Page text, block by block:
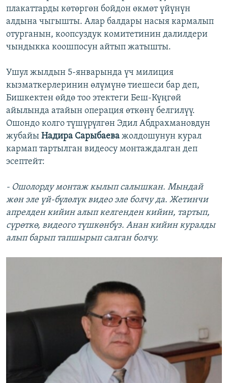
плакаттарды көтөргөн бойдон өкмөт үйүнүн
алдына чыгышты. Алар балдары насыя кармалып
отурганын, коопсуздук комитетинин далилдери
чындыкка коошпосун айтып жатышты.
Ушул жылдын 5-январында үч милиция
кызматкерлеринин өлүмүнө тиешеси бар деп,
Бишкектен өйдө тоо этектеги Беш-Күңгөй
айылында атайын операция өткөнү белгилүү.
Ошондо колго түшүрүлгөн Эдил Абдрахмановдун
жубайы Надира Сарыбаева жолдошунун курал
кармап тартылган видеосу монтаждалган деп
эсептейт:
- Ошолорду монтаж кылып салышкан. Мындай
жөн эле үй-бүлөлүк видео эле болчу да. Жетинчи
апрелден кийин алып келгенден кийин, тартып,
сүрөткө, видеого түшкөнбүз. Анан кийин куралды
алып барып тапшырып салган болчу.